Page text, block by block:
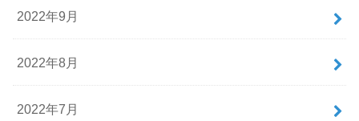
2022年9月
2022年8月
2022年7月